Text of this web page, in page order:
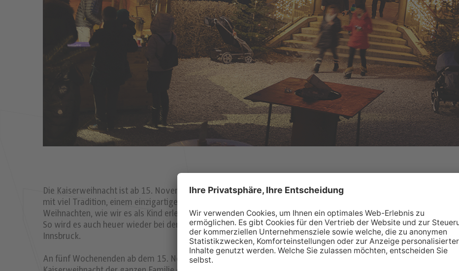
Die Kaiserweihnacht ist ab 15. November zurück am Bergisel und begeistert auch heuer wieder
mit viel Tradition, einem einzigartigen Ausblick und einem großzügigen Weihnachtsmarktgelände.
Weihnachten, wie wir es als Kind erlebt haben – besinnlich, festlich und traditionell-bodenständig.
So wird es auch heuer wieder bei der Kaiserweihnacht am Bergisel, hoch über den Dächern von
Innsbruck.
An fünf Wochenenden ab dem 15. November (jeweils Freitag bis Sonntag) bietet die